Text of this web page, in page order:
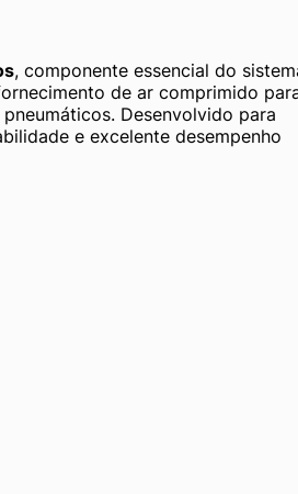
, componente essencial do
de ar comprimido
Desenvolvido para
e excelente desempenho